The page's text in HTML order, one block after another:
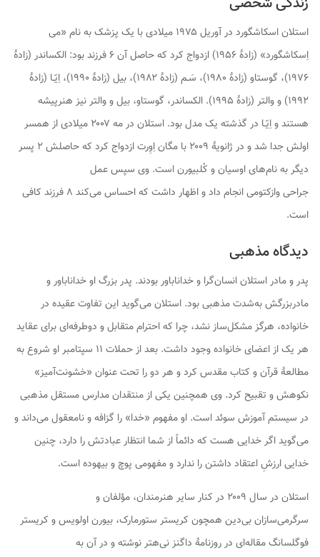
استلان اسکاشگورد در آوریل ۱۹۷۵ میلادی با یک پزشک به نام «می
اِسکاشگورد» (زادهٔ ۱۹۵۶) ازدواج کرد که حاصل آن ۶ فرزند بود: الکساندر (زادهٔ
۱۹۷۶)، گوستاو (زادهٔ ۱۹۸۰)، سَـم (زادهٔ ۱۹۸۲)، بیل (زادهٔ ۱۹۹۰)، اِیّـا (زادهٔ
۱۹۹۲) و والتر (زادهٔ ۱۹۹۵). الکساندر، گوستاو، بیل و والتر نیز هنرپیشه
هستند و اِیّـا در گذشته یک مدل بود. استلان در مه ۲۰۰۷ میلادی از همسر
اولش جدا شد و در ژانویهٔ ۲۰۰۹ با مگان اِوِرت ازدواج کرد که حاصلش ۲ پسر
دیگر به نام‌های اوسیان و کُلبیورن است. وی سپس عمل
جراحی وازکتومی انجام داد و اظهار داشت که احساس می‌کند ۸ فرزند کافی
است.
دیدگاه مذهبی
پدر و مادر استلان انسان‌گرا و خداناباور بودند. پدر بزرگ او خداناباور و
مادربزرگش به‌شدت مذهبی بود. استلان می‌گوید این تفاوت عقیده در
خانواده، هرگز مشکل‌ساز نشد، چرا که احترام متقابل و دوطرفه‌ای برای عقاید
هر یک از اعضای خانواده وجود داشت. بعد از حملات ۱۱ سپتامبر او شروع به
مطالعهٔ قرآن و کتاب مقدس کرد و هر دو را تحت عنوان «خشونت‌آمیز»
نکوهش و تقبیح کرد. وی همچنین یکی از منتقدان مدارس مستقل مذهبی
در سیستم آموزش سوئد است. او مفهوم «خدا» را گزافه و نامعقول می‌داند و
می‌گوید اگر خدایی هست که دائماً از شما انتظار عبادتش را دارد، چنین
خدایی ارزشِ اعتقاد داشتن را ندارد و مفهومی پوچ و بیهوده است.
استلان در سال ۲۰۰۹ در کنار سایر هنرمندان، مؤلفان و
سرگرمی‌سازان بی‌دین همچون کریستر ستورمارک، بیورن اولویس و کریستر
فوگلسانگ مقاله‌ای در روزنامهٔ داگنز نی‌هتر نوشته و در آن به